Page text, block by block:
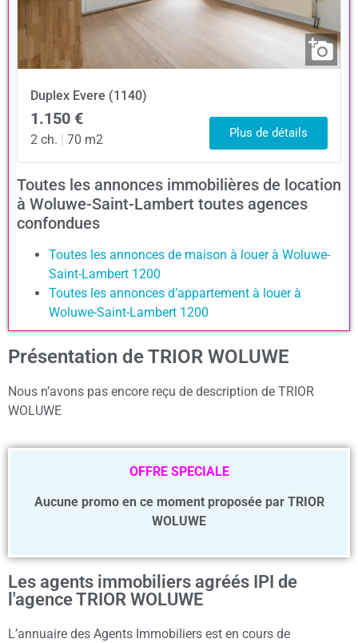
Duplex Evere (1140)
1.150 €
2 ch. 70 m2 Plus de détails
Toutes les annonces immobilières de location
à Woluwe-Saint-Lambert toutes agences
confondues
Toutes les annonces de maison à louer à Woluwe-
Saint-Lambert 1200
Toutes les annonces d’appartement à louer à
Woluwe-Saint-Lambert 1200
Présentation de TRIOR WOLUWE
Nous n’avons pas encore reçu de description de TRIOR
WOLUWE
OFFRE SPECIALE
Aucune promo en ce moment proposée par TRIOR
WOLUWE
Les agents immobiliers agréés IPI de
l'agence TRIOR WOLUWE
L’annuaire des Agents Immobiliers est en cours de